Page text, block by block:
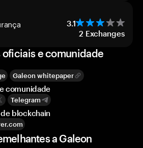
3.1
2 Exchanges
oficiais e comunidade
Galeon whitepaper
comunidade
Telegram
blockchain
a Galeon